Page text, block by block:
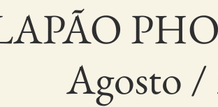
Agosto /